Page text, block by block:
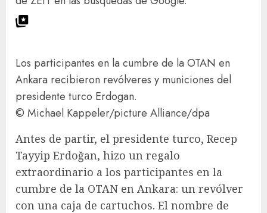
Los participantes en la cumbre de la OTAN en
Ankara recibieron revólveres y municiones del
presidente turco Erdogan.
© Michael Kappeler/​picture Alliance/​dpa
Antes de partir, el presidente turco, Recep
Tayyip Erdoğan, hizo un regalo
extraordinario a los participantes en la
cumbre de la OTAN en Ankara: un revólver
con una caja de cartuchos. El nombre de